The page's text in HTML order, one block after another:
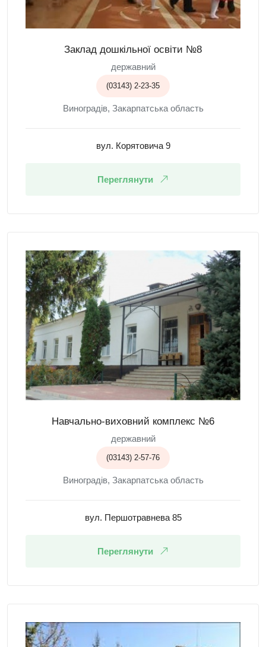
Заклад дошкільної освіти №8
державний
(03143) 2-23-35
Виноградів, Закарпатська область
вул. Корятовича 9
Переглянути
Навчально-виховний комплекс №6
державний
(03143) 2-57-76
Виноградів, Закарпатська область
вул. Першотравнева 85
Переглянути